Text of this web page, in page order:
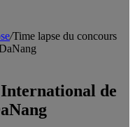
/Time lapse du concours
de